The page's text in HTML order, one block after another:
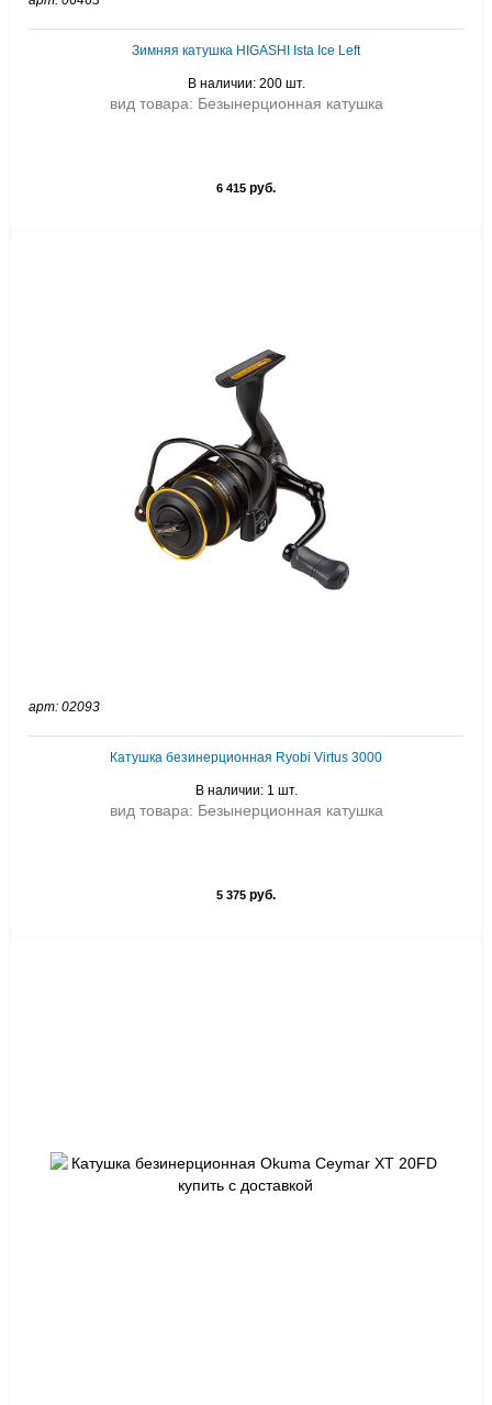
Зимняя катушка HIGASHI Ista Ice Left
В наличии: 200 шт.
вид товара: Безынерционная катушка
6 415 руб.
арт: 02093
Катушка безинерционная Ryobi Virtus 3000
В наличии: 1 шт.
вид товара: Безынерционная катушка
5 375 руб.